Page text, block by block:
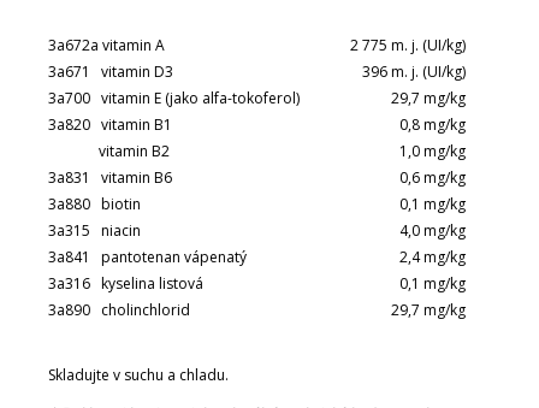
3a672a vitamin A
2 775 m. j. (UI/kg)
3a671 vitamin D3
396 m. j. (UI/kg)
3a700 vitamin E (jako alfa-tokoferol)
29,7 mg/kg
3a820 vitamin B1
0,8 mg/kg
vitamin B2
1,0 mg/kg
3a831 vitamin B6
0,6 mg/kg
3a880 biotin
0,1 mg/kg
3a315 niacin
4,0 mg/kg
3a841 pantotenan vápenatý
2,4 mg/kg
3a316 kyselina listová
0,1 mg/kg
3a890 cholinchlorid
29,7 mg/kg
Skladujte v suchu a chladu.